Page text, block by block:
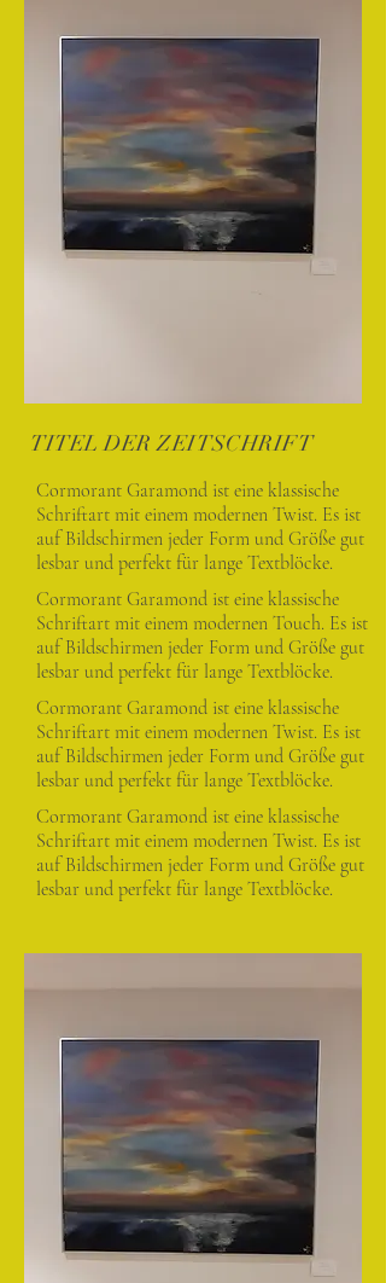
TITEL DER ZEITSCHRIFT
Cormorant Garamond ist eine klassische
Schriftart mit einem modernen Twist. Es ist
auf Bildschirmen jeder Form und Größe gut
lesbar und perfekt für lange Textblöcke.
Cormorant Garamond ist eine klassische
Schriftart mit einem modernen Touch. Es ist
auf Bildschirmen jeder Form und Größe gut
lesbar und perfekt für lange Textblöcke.
Cormorant Garamond ist eine klassische
Schriftart mit einem modernen Twist. Es ist
auf Bildschirmen jeder Form und Größe gut
lesbar und perfekt für lange Textblöcke.
Cormorant Garamond ist eine klassische
Schriftart mit einem modernen Twist. Es ist
auf Bildschirmen jeder Form und Größe gut
lesbar und perfekt für lange Textblöcke.